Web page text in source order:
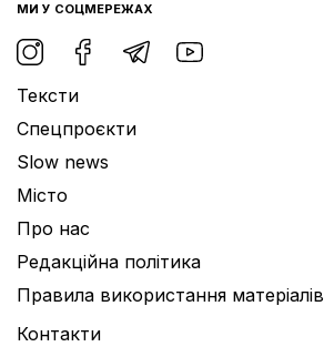
МИ У СОЦМЕРЕЖАХ
Тексти
Спецпроєкти
Slow news
Місто
Про нас
Редакційна політика
Правила використання матеріалів
Контакти